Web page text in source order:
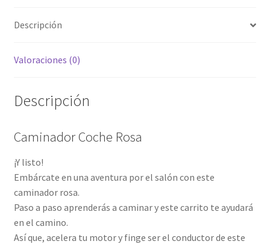
Descripción
Valoraciones (0)
Descripción
Caminador Coche Rosa
¡Y listo!
Embárcate en una aventura por el salón con este
caminador rosa.
Paso a paso aprenderás a caminar y este carrito te ayudará
en el camino.
Así que, acelera tu motor y finge ser el conductor de este